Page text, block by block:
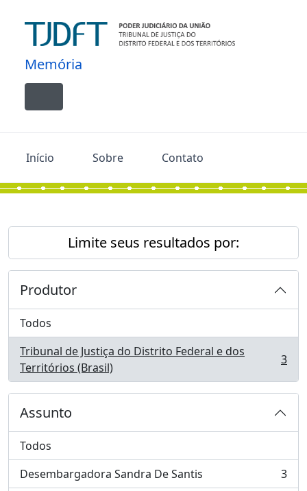
Memória
Toggle navigation
Início Sobre Contato
Limite seus resultados por:
Produtor
Todos
Tribunal de Justiça do Distrito Federal e dos
Territórios (Brasil)
, 3 resultados 3
Assunto
Todos
Desembargadora Sandra De Santis
, 3 resultados
3